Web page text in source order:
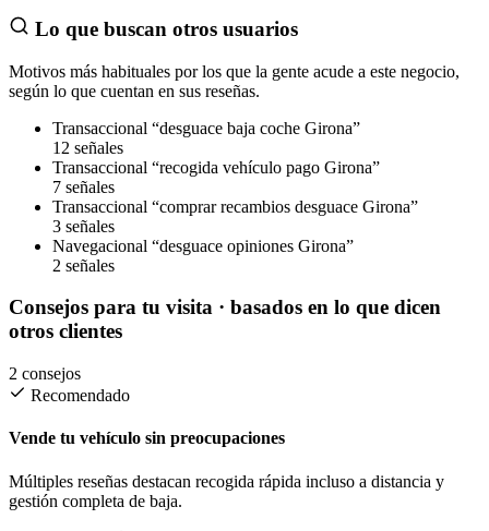
Lo que buscan otros usuarios
Motivos más habituales por los que la gente acude a este negocio,
según lo que cuentan en sus reseñas.
Transaccional “desguace baja coche Girona”
12 señales
Transaccional “recogida vehículo pago Girona”
7 señales
Transaccional “comprar recambios desguace Girona”
3 señales
Navegacional “desguace opiniones Girona”
2 señales
Consejos para tu visita · basados en lo que dicen
otros clientes
2 consejos
Recomendado
Vende tu vehículo sin preocupaciones
Múltiples reseñas destacan recogida rápida incluso a distancia y
gestión completa de baja.